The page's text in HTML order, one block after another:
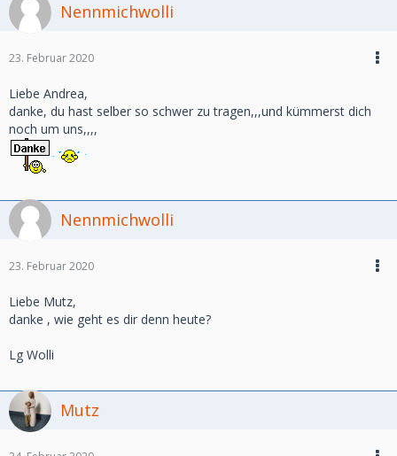
Nennmichwolli
23. Februar 2020
Liebe Andrea,
danke, du hast selber so schwer zu tragen,,,und kümmerst dich
noch um uns,,,,
Nennmichwolli
23. Februar 2020
Liebe Mutz,
danke , wie geht es dir denn heute?
Lg Wolli
Mutz